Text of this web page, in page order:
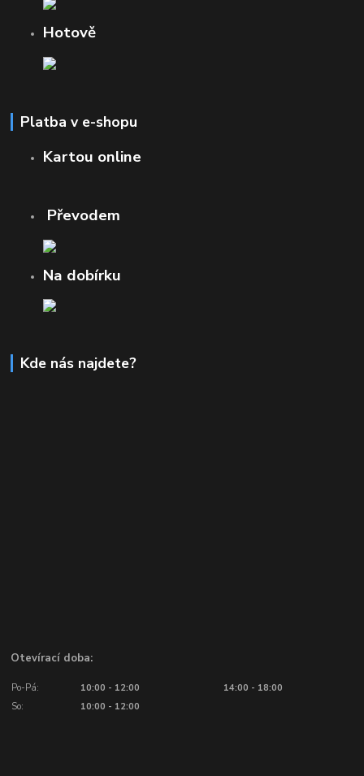
Hotově
Platba v e-shopu
Kartou online
Převodem
Na dobírku
Kde nás najdete?
Otevírací doba:
Po-Pá: 10:00 - 12:00
14:00 - 18:00
So:
10:00 - 12:00